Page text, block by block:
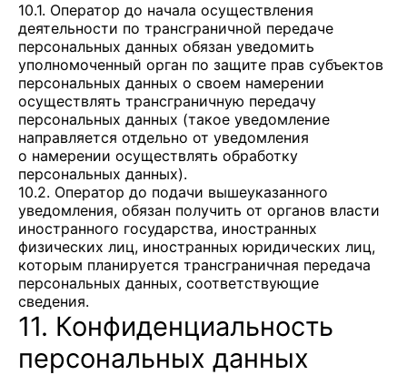
10.1. Оператор до начала осуществления
деятельности по трансграничной передаче
персональных данных обязан уведомить
уполномоченный орган по защите прав субъектов
персональных данных о своем намерении
осуществлять трансграничную передачу
персональных данных (такое уведомление
направляется отдельно от уведомления
о намерении осуществлять обработку
персональных данных).
10.2. Оператор до подачи вышеуказанного
уведомления, обязан получить от органов власти
иностранного государства, иностранных
физических лиц, иностранных юридических лиц,
которым планируется трансграничная передача
персональных данных, соответствующие
сведения.
11. Конфиденциальность
персональных данных